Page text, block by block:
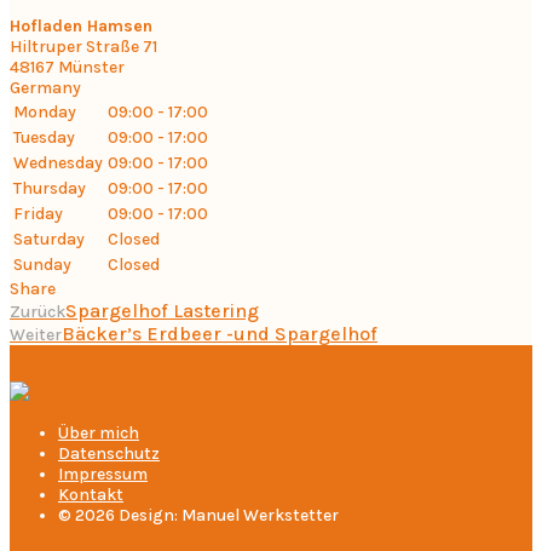
Hofladen Hamsen
Hiltruper Straße 71
48167 Münster
Germany
Monday
09:00 - 17:00
Tuesday
09:00 - 17:00
Wednesday 09:00 - 17:00
Thursday
09:00 - 17:00
Friday
09:00 - 17:00
Saturday
Closed
Sunday
Closed
Share
ZurückSpargelhof Lastering
WeiterBäcker’s Erdbeer -und Spargelhof
Über mich
Datenschutz
Impressum
Kontakt
© 2026 Design: Manuel Werkstetter